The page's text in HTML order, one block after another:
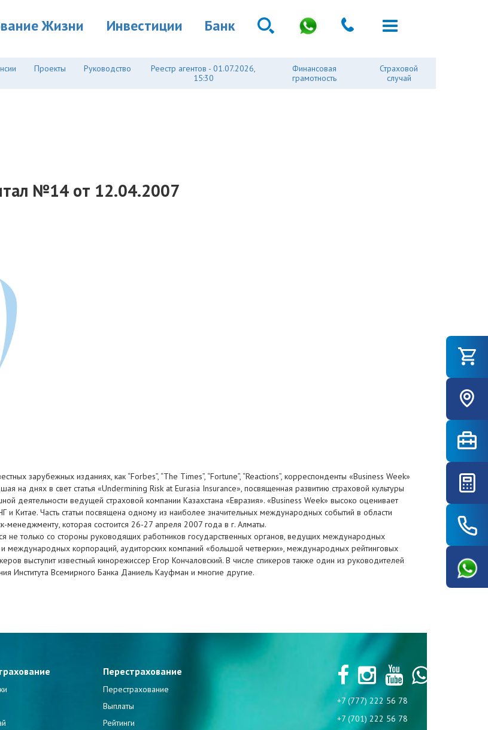
Жизни Инвестиции Банк
Проекты Руководство
Реестр агентов - 01.07.2026,
15:30
Финансовая
грамотность
Страховой
случай
№14 от 12.04.2007
зарубежных изданиях, как “Forbes”, “The Times”, “Fortune”, “Reactions”, корреспонденты «Business Week»
на днях в свет статья «Undermining Risk at Eurasia Insurance», посвященная развитию страховой культуры
деятельности ведущей страховой компании Казахстана «Евразия». «Business Week» высоко оценивает
и Китае. Часть статьи посвящена одному из наиболее значительных международных событий в области
которая состоится 26-27 апреля 2007 года в г. Алматы.
не только со стороны руководящих работников государственных органов, ведущих международных
международных корпораций, аудиторских компаний «большой четверки», международных рейтинговых
выступит известный кинорежиссер Егор Кончаловский. В числе спикеров также один из руководителей
Института Всемирного Банка Даниель Кауфман и многие другие.
Перестрахование
Перестрахование
Выплаты
Рейтинги
+7 (777) 222 56 78
+7 (701) 222 56 78